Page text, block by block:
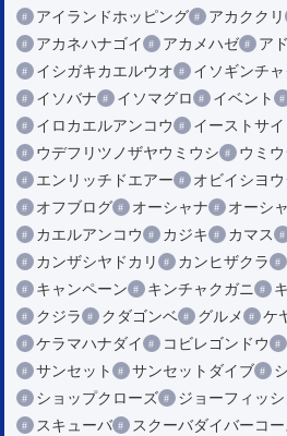
アイランドホッピング
アカククリ
アカネハナゴイ
アカメハゼ ア
イシガキカエルウオ
イソギンチャ
イソバナ
イソマグロ イベント
イロカエルアンコウ
イーストサイ
ウデフリツノザヤウミウシ
ウミ
エンリッチドエアー
オビイシヨ
オフブログ
オーシャナ
オーシ
カエルアンコウ
カジキ カマス
カンザシヤドカリ
カンヒザクラ
キャンペーン
キンチャクガニ
クジラ
クダゴンベ グルメ
ケ
ケラマハナダイ
コビレゴンドウ
サンセット
サンセットダイブ
ショップクローズ
ジョーフィッシ
スキューバ
スクーバダイバーコー